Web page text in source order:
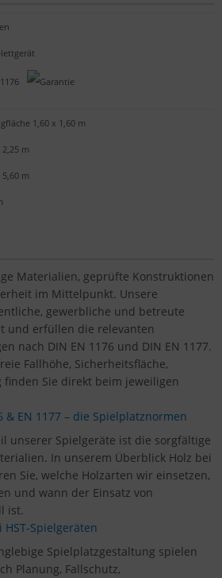
1,60 x 1,60 m
2,25 m
5,60 m
Materialien, geprüfte Konstruktionen
im Mittelpunkt. Unsere
gewerbliche und betreute
und erfüllen die relevanten
nach DIN EN 1176 und DIN EN 1177.
Fallhöhe, Sicherheitsfläche,
finden Sie direkt beim jeweiligen
& EN 1177 – die Spielplatznormen
unserer Spielgeräte ist die sorgfältige
In unserem Überblick Holz bei
Sie, welche Holzarten wir einsetzen,
und wann der Einsatz von
ist.
HST-Spielgeräten
Spielplatzgestaltung spielen
Planung, Fallschutz,